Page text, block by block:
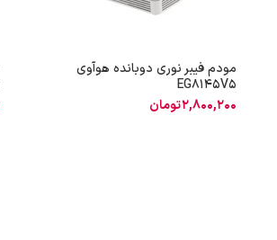
مودم فیبر نوری دوبانده هوآوی
EG8145V5
2,800,200تومان